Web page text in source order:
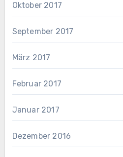
Oktober 2017
September 2017
März 2017
Februar 2017
Januar 2017
Dezember 2016